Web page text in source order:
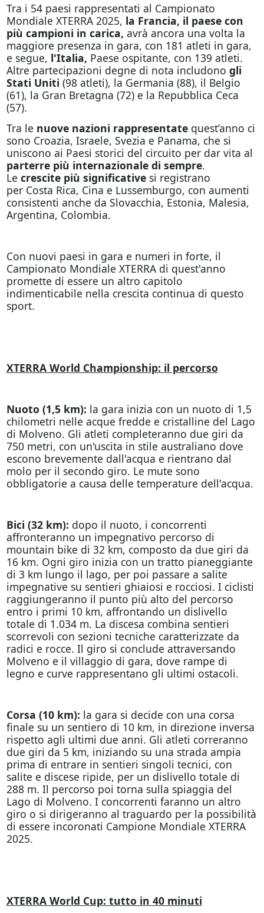
Tra i 54 paesi rappresentati al Campionato
Mondiale XTERRA 2025, la Francia, il paese con
più campioni in carica, avrà ancora una volta la
maggiore presenza in gara, con 181 atleti in gara,
e segue, l'Italia, Paese ospitante, con 139 atleti.
Altre partecipazioni degne di nota includono gli
Stati Uniti (98 atleti), la Germania (88), il Belgio
(61), la Gran Bretagna (72) e la Repubblica Ceca
(57).
Tra le nuove nazioni rappresentatequest’anno ci
sono Croazia, Israele, Svezia e Panama, che si
uniscono ai Paesi storici del circuito per dar vita al
parterre più internazionale di sempre.
Le crescite più significativesi registrano
per Costa Rica, Cina e Lussemburgo, con aumenti
consistenti anche da Slovacchia, Estonia, Malesia,
Argentina, Colombia.
Con nuovi paesi in gara e numeri in forte, il
Campionato Mondiale XTERRA di quest'anno
promette di essere un altro capitolo
indimenticabile nella crescita continua di questo
sport.
XTERRA World Championship: il percorso
Nuoto (1,5 km): la gara inizia con un nuoto di 1,5
chilometri nelle acque fredde e cristalline del Lago
di Molveno. Gli atleti completeranno due giri da
750 metri, con un'uscita in stile australiano dove
escono brevemente dall'acqua e rientrano dal
molo per il secondo giro. Le mute sono
obbligatorie a causa delle temperature dell'acqua.
Bici (32 km): dopo il nuoto, i concorrenti
affronteranno un impegnativo percorso di
mountain bike di 32 km, composto da due giri da
16 km. Ogni giro inizia con un tratto pianeggiante
di 3 km lungo il lago, per poi passare a salite
impegnative su sentieri ghiaiosi e rocciosi. I ciclisti
raggiungeranno il punto più alto del percorso
entro i primi 10 km, affrontando un dislivello
totale di 1.034 m. La discesa combina sentieri
scorrevoli con sezioni tecniche caratterizzate da
radici e rocce. Il giro si conclude attraversando
Molveno e il villaggio di gara, dove rampe di
legno e curve rappresentano gli ultimi ostacoli.
Corsa (10 km): la gara si decide con una corsa
finale su un sentiero di 10 km, in direzione inversa
rispetto agli ultimi due anni. Gli atleti correranno
due giri da 5 km, iniziando su una strada ampia
prima di entrare in sentieri singoli tecnici, con
salite e discese ripide, per un dislivello totale di
288 m. Il percorso poi torna sulla spiaggia del
Lago di Molveno. I concorrenti faranno un altro
giro o si dirigeranno al traguardo per la possibilità
di essere incoronati Campione Mondiale XTERRA
2025.
XTERRA World Cup: tutto in 40 minuti